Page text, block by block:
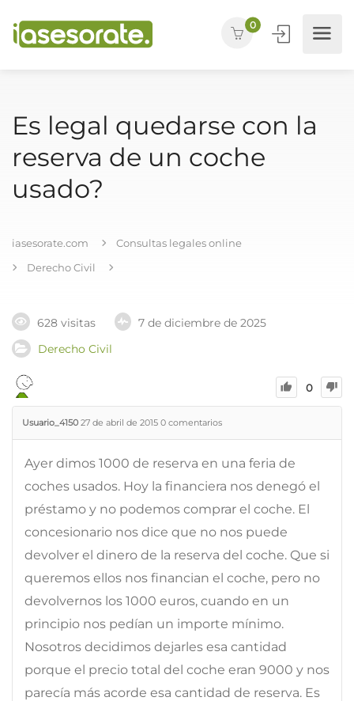
0
Es legal quedarse con la
reserva de un coche
usado?
iasesorate.com
Consultas legales online
Derecho Civil
628 visitas
7 de diciembre de 2025
Derecho Civil
0
Usuario_4150 27 de abril de 2015 0 comentarios
Ayer dimos 1000 de reserva en una feria de
coches usados. Hoy la financiera nos denegó el
préstamo y no podemos comprar el coche. El
concesionario nos dice que no nos puede
devolver el dinero de la reserva del coche. Que si
queremos ellos nos financian el coche, pero no
devolvernos los 1000 euros, cuando en un
principio nos pedían un importe mínimo.
Nosotros decidimos dejarles esa cantidad
porque el precio total del coche eran 9000 y nos
parecía más acorde esa cantidad de reserva. Es